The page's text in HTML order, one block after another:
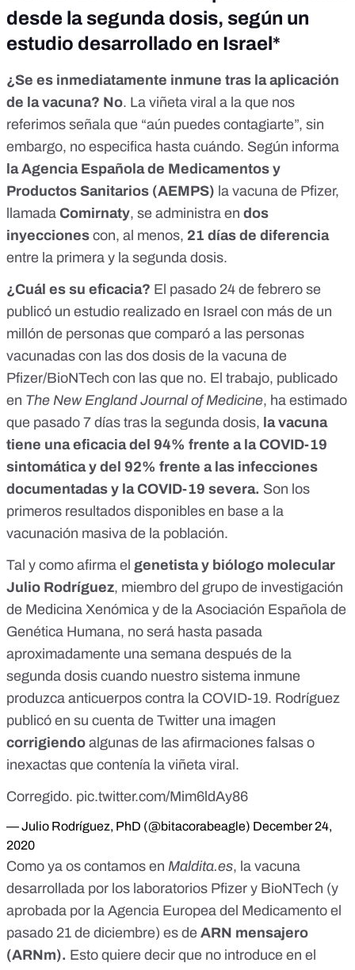
desde la segunda dosis, según un
estudio desarrollado en Israel*
¿Se es inmediatamente inmune tras la aplicación
de la vacuna? No. La viñeta viral a la que nos
referimos señala que “aún puedes contagiarte”, sin
embargo, no especifica hasta cuándo. Según informa
la Agencia Española de Medicamentos y
Productos Sanitarios (AEMPS) la vacuna de Pfizer,
llamada Comirnaty, se administra en dos
inyecciones con, al menos, 21 días de diferencia
entre la primera y la segunda dosis.
¿Cuál es su eficacia? El pasado 24 de febrero se
publicó un estudio realizado en Israel con más de un
millón de personas que comparó a las personas
vacunadas con las dos dosis de la vacuna de
Pfizer/BioNTech con las que no. El trabajo, publicado
en The New England Journal of Medicine, ha estimado
que pasado 7 días tras la segunda dosis, la vacuna
tiene una eficacia del 94% frente a la COVID-19
sintomática y del 92% frente a las infecciones
documentadas y la COVID-19 severa. Son los
primeros resultados disponibles en base a la
vacunación masiva de la población.
Tal y como afirma el genetista y biólogo molecular
Julio Rodríguez, miembro del grupo de investigación
de Medicina Xenómica y de la Asociación Española de
Genética Humana, no será hasta pasada
aproximadamente una semana después de la
segunda dosis cuando nuestro sistema inmune
produzca anticuerpos contra la COVID-19. Rodríguez
publicó en su cuenta de Twitter una imagen
corrigiendo algunas de las afirmaciones falsas o
inexactas que contenía la viñeta viral.
Corregido. pic.twitter.com/Mim6ldAy86
— Julio Rodríguez, PhD (@bitacorabeagle) December 24,
2020
Como ya os contamos en Maldita.es, la vacuna
desarrollada por los laboratorios Pfizer y BioNTech (y
aprobada por la Agencia Europea del Medicamento el
pasado 21 de diciembre) es de ARN mensajero
(ARNm). Esto quiere decir que no introduce en el